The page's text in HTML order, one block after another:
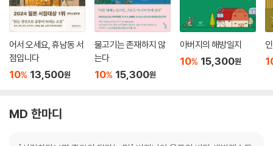
어서 오세요, 휴남동 서
점입니다
10% 13,500원
물고기는 존재하지 않
는다
10% 15,300원
아버지의 해방일지
10% 15,300원
MD 한마디